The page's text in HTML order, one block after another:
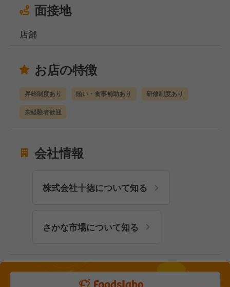
面接地
店舗
お店の特徴
昇給制度あり 賄い・食事補助あり 研修制度あり
未経験者歓迎
会社情報
株式会社十徳について知る
さかな市場について知る